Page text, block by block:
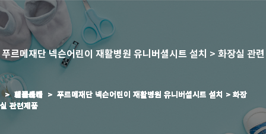
푸르메재단 넥슨어린이 재활병원 유니버셜시트 설치 > 화장실 관련
> 제품특징 > 푸르메재단 넥슨어린이 재활병원 유니버셜시트 설치 > 화장
실 관련제품
> 제품소개 > 푸르메재단 넥슨어린이 재활병원 유니버셜시트 설치 > 화장
실 관련제품
> 회사소개 > 푸르메재단 넥슨어린이 재활병원 유니버셜시트 설치 > 화장
실 관련제품
> 정보센타 > 푸르메재단 넥슨어린이 재활병원 유니버셜시트 설치 > 화장
실 관련제품
> 고객센타 > 푸르메재단 넥슨어린이 재활병원 유니버셜시트 설치 > 화장
실 관련제품
> 납품사례 > 푸르메재단 넥슨어린이 재활병원 유니버셜시트 설치 > 화장
실 관련제품